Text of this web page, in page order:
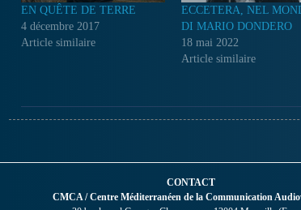
EN QUÊTE DE TERRE
4 décembre 2017
Article similaire
ECCETERA, NEL
DI MARIO DONDERO
18 mai 2022
Article similaire
CONTACT
CMCA / Centre Méditerranéen de la Communication